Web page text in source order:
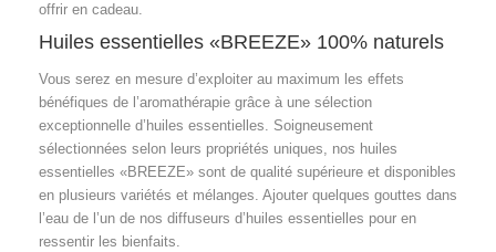
offrir en cadeau.
Huiles essentielles «BREEZE» 100% naturels
Vous serez en mesure d’exploiter au maximum les effets
bénéfiques de l’aromathérapie grâce à une sélection
exceptionnelle d’huiles essentielles. Soigneusement
sélectionnées selon leurs propriétés uniques, nos huiles
essentielles «BREEZE» sont de qualité supérieure et disponibles
en plusieurs variétés et mélanges. Ajouter quelques gouttes dans
l’eau de l’un de nos diffuseurs d’huiles essentielles pour en
ressentir les bienfaits.